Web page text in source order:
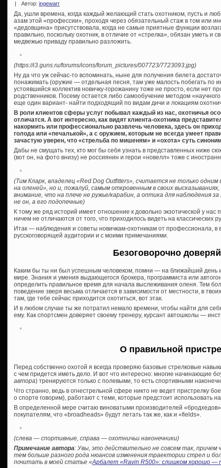
Автор: ingewarr
Да, ушли времена, когда каждый желающий стать охотником, пусть и
азам этой «профессии», проходя через обязательный стаж в том или
«дедовщина» присутствовала, когда не самые приятные функции
правильно, поскольку охотник, в отличие от «стрелка», обязан уметь и
медвежью приваду правильно разложить.
(https://i3.guns.ru/forums/icons/forum_pictures/007723/7723093.jpg)
Ну да что уж сейчас-то вспоминать, ныне для получения билета
понажимать (оружие — отдельная песня, там уже малость побегать по
устоявшийся коллектив новичку-горожанину тоже не просто, если нет
родственников. Посему остается либо самообучение методом «научного
еще один вариант- найти подходящий по видам дичи и локациям
В роли клиентов сферы услуг побывал каждый из нас, охотничья
отличатся. А вот интересно, как видят клиента-охотника
накормить или профессионально развлечь человека, здесь он
голода или «печалькой», а с оружием, которым не всегда умеет
зачастую уверен, что «стрельба по мишеням» и «охота» суть
Дабы не смущать тех, кто мог бы себя узнать в представленных ниже
(вот он, на фото внизу) не россиянин и герои «новелл» тоже с
(Тим Кларк, владелец «Red Dog Outfitters», считается не только
на оленей», но и, пожалуй, самым откровенным в своих
внимание, что на плече не ружье/карабин, а оптика для наблюдения
не он, а его подопечные)
К тому же ряд историй имеет отношение к довольно экзотической у нас
ничем не отличаются от того, что приходилось видеть на классических
Итак — наблюдения и советы новичкам-охотникам от профессионала, в
русскоговорящей аудитории и с моими примечаниями.
Безоговорочно
Каким бы ты ни был успешным человеком, помни — на ближайший день
мире. Знания и умения выдающегося брокера, программиста или
определить правильное время для начала выслеживания оленя. Тем
поведение зверя весьма отличается в зависимости от местности, в
там, где тебе сейчас приходится охотиться, вот этак.
И в любом случае ты же потратил немало времени, чтобы найти для
ему. Как спортсмен доверяет своему тренеру, курсант автошколы —
О правильной
Перед собственно охотой я всегда проверяю базовые стрелковые
с чем придется иметь дело. И вот что интересно: многие начинающие
автора) тренируются только с полевыми, то есть спортивными
Что странно, ведь в огнестрельной сфере никто не ведет пристрелку
о спорте говорим), работают с теми, которые предстоит использовать
В определенной мере считаю виноватыми производителей
покупателям, что «broadheads» будут летать так же, как и «fields».
(слева — спортивные, справа — охотничьи наконечники)
Примечание автора: Увы, это действительно не совсем так,
тем больше разного рода нюансов изменения траектории стрел и
почитать в моей статье «Арбалет «Ravin R500»: слишком хорошо —